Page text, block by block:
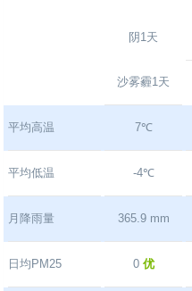
阴1天
沙雾霾1天
平均高温 7℃
平均低温 -4℃
月降雨量 365.9 mm
日均PM25 0 优